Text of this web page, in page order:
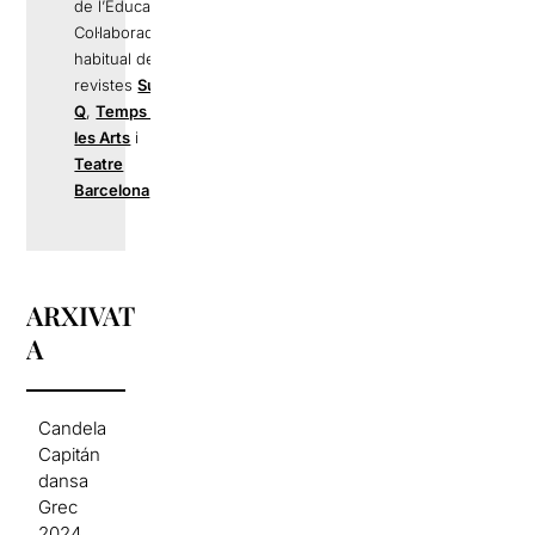
de l’Educació.
Col·laborador
habitual de les
revistesSusy
Q,Temps de
les Arts i
Teatre
Barcelona
ARXIVAT
A
Candela
Capitán
dansa
Grec